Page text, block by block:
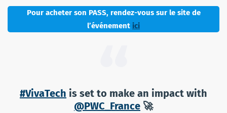
Pour acheter son PASS, rendez-vous sur le site de
l’événement ici
#VivaTech is set to make an impact with
@PWC_France 🚀